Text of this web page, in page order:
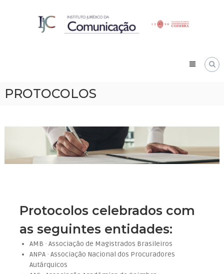
PROTOCOLOS
Protocolos celebrados com
as seguintes entidades:
AMB · Associação de Magistrados Brasileiros
ANPA · Associação Nacional dos Procuradores
Autárquicos